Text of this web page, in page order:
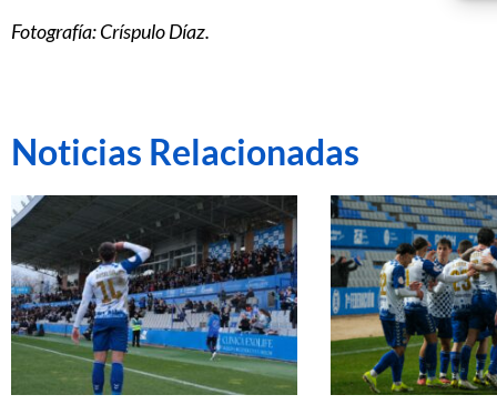
Fotografía: Críspulo Díaz.
Noticias Relacionadas